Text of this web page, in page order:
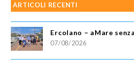
ARTICOLI RECENTI
Ercolano – aMare
07/08/2026